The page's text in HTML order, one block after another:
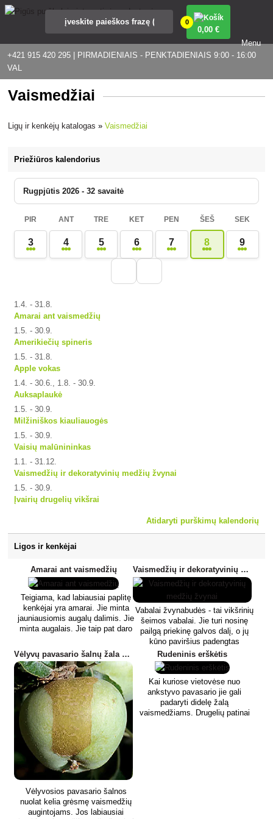
+421 915 420 295 | PIRMADIENIAIS - PENKTADIENIAIS 9:00 - 16:00
VAL
0
0,00 €
Menu
Vaismedžiai
Ligų ir kenkėjų katalogas »Vaismedžiai
Priežiūros kalendorius
Rugpjūtis 2026 - 32 savaitė
PIR ANT TRE KET PEN ŠEŠ SEK
3 4 5 6 7 8 9
1.4. - 31.8.
Amarai ant vaismedžių
1.5. - 30.9.
Amerikiečių spineris
1.5. - 31.8.
Apple vokas
1.4. - 30.6., 1.8. - 30.9.
Auksaplaukė
1.5. - 30.9.
Milžiniškos kiauliauogės
1.5. - 30.9.
Vaisių malūnininkas
1.1. - 31.12.
Vaismedžių ir dekoratyvinių medžių žvynai
1.5. - 30.9.
Įvairių drugelių vikšrai
Atidaryti purškimų kalendorių
Ligos ir kenkėjai
Amarai ant vaismedžių
Teigiama, kad labiausiai paplitę
kenkėjai yra amarai. Jie minta
jauniausiomis augalų dalimis. Jie
minta augalais. Jie taip pat daro
sparčiai dauginasi.
Vaismedžių ir dekoratyvinių medžių žvynai
Vabalai žvynabudės - tai vikšrinių
šeimos vabalai. Jie turi nosinę
pailgą priekinę galvos dalį, o jų
kūno paviršius padengtas
žvyneliais, kurie suteikia
kiekvienai rūšiai būdingą spalvą.
Suaugę jie žiemoja dirvožemyje.
Pavasarį jie skrenda į
vaismedžius ar dekoratyvinius
medžius ir iš pradžių ėda
pumpurus, o vėliau iš lapų
Vėlyvų pavasario šalnų žala vaismedžiams
Vėlyvosios pavasario šalnos
nuolat kelia grėsmę vaismedžių
augintojams. Jos labiausiai
Rudeninis erškėtis
Kai kuriose vietovėse nuo
ankstyvo pavasario jie gali
padaryti didelę žalą
vaismedžiams. Drugelių patinai